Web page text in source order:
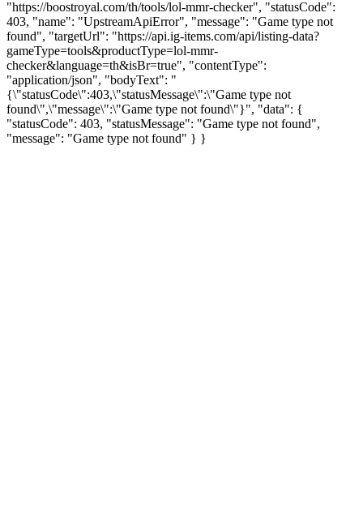
"https://boostroyal.com/th/tools/lol-mmr-checker", "statusCode":
403, "name": "UpstreamApiError", "message": "Game type not
found", "targetUrl": "https://api.ig-items.com/api/listing-data?
gameType=tools&productType=lol-mmr-
checker&language=th&isBr=true", "contentType":
"application/json", "bodyText": "
{\"statusCode\":403,\"statusMessage\":\"Game type not
found\",\"message\":\"Game type not found\"}", "data": {
"statusCode": 403, "statusMessage": "Game type not found",
"message": "Game type not found" } }